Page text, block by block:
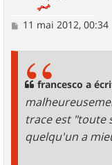
M11 mai 2012, 00:34
francesco a
trace est "toute
quelqu'un a